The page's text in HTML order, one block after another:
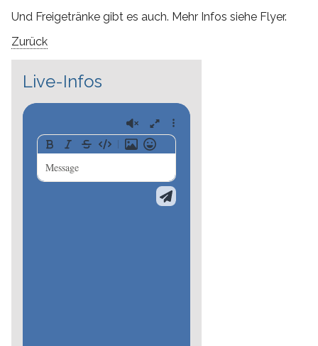
Und Freigetränke gibt es auch. Mehr Infos siehe Flyer.
Zurück
Live-Infos